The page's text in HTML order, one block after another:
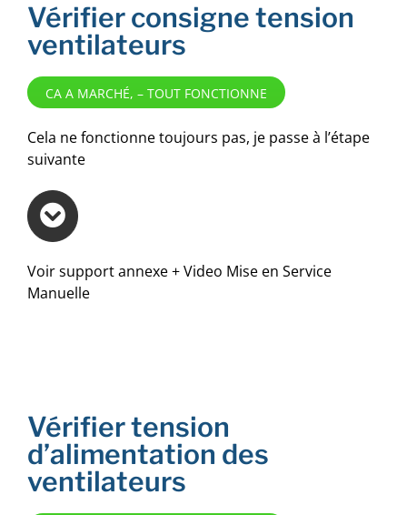
Vérifier consigne tension
ventilateurs
CA A MARCHÉ, – TOUT FONCTIONNE
Cela ne fonctionne toujours pas, je passe à l’étape
suivante
Voir support annexe + Video Mise en Service
Manuelle
Vérifier tension
d’alimentation des
ventilateurs